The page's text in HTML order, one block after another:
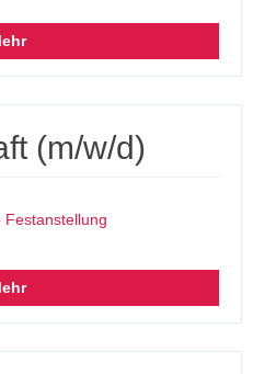
(m/w/d)